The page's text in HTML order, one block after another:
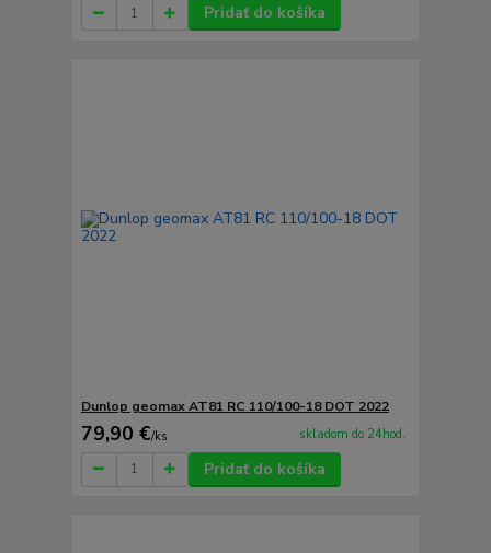
Pridať do košíka
Dunlop geomax AT81 RC 110/100-18 DOT 2022
79,90 €/ks skladom do 24hod.
Pridať do košíka